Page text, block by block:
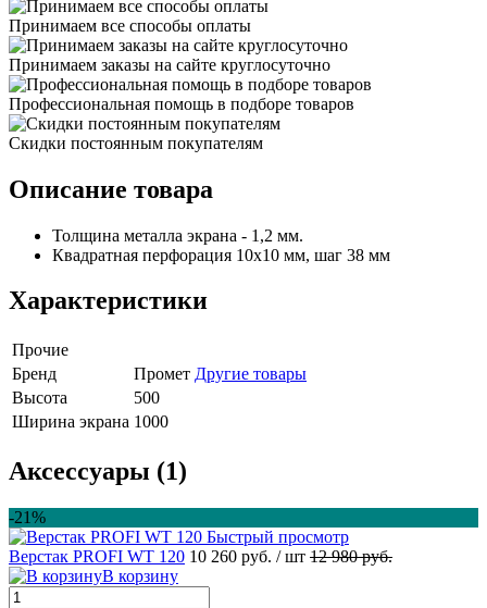
Принимаем все способы оплаты
Принимаем заказы на сайте круглосуточно
Профессиональная помощь в подборе товаров
Скидки постоянным покупателям
Описание товара
Толщина металла экрана - 1,2 мм.
Квадратная перфорация 10х10 мм, шаг 38 мм
Характеристики
Прочие
Бренд
Промет Другие товары
Высота
500
Ширина экрана 1000
Аксессуары (1)
-21%
Быстрый просмотр
Верстак PROFI WT 120 10 260 руб. / шт 12 980 руб.
В корзину